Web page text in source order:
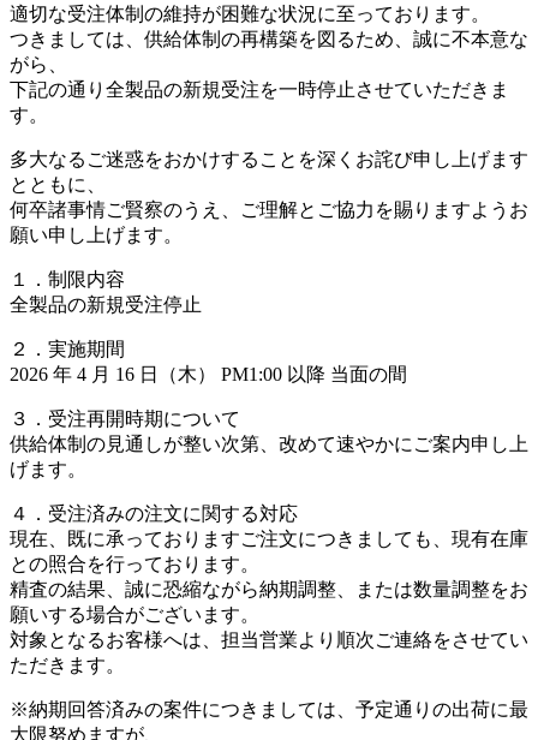
適切な受注体制の維持が困難な状況に至っております。
つきましては、供給体制の再構築を図るため、誠に不本意な
がら、
下記の通り全製品の新規受注を一時停止させていただきま
す。
多大なるご迷惑をおかけすることを深くお詫び申し上げます
とともに、
何卒諸事情ご賢察のうえ、ご理解とご協力を賜りますようお
願い申し上げます。
１．制限内容
全製品の新規受注停止
２．実施期間
2026 年 4 月 16 日（木） PM1:00 以降 当面の間
３．受注再開時期について
供給体制の見通しが整い次第、改めて速やかにご案内申し上
げます。
４．受注済みの注文に関する対応
現在、既に承っておりますご注文につきましても、現有在庫
との照合を行っております。
精査の結果、誠に恐縮ながら納期調整、または数量調整をお
願いする場合がございます。
対象となるお客様へは、担当営業より順次ご連絡をさせてい
ただきます。
※納期回答済みの案件につきましては、予定通りの出荷に最
大限努めますが、